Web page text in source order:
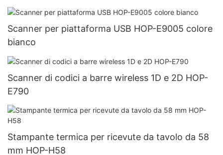
Scanner per piattaforma USB HOP-E9005 colore
bianco
Scanner di codici a barre wireless 1D e 2D HOP-
E790
Stampante termica per ricevute da tavolo da 58
mm HOP-H58